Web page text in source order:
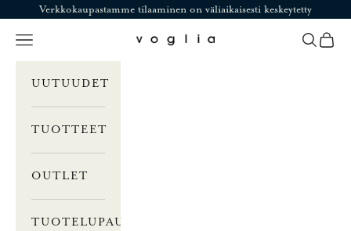
Siirry sisältöönVerkkokaupastamme tilaaminen on väliaikaisesti keskeytetty
Voglia
Valikko Haku
UUTUUDET
TUOTTEET
OUTLET
TUOTELUPAUS